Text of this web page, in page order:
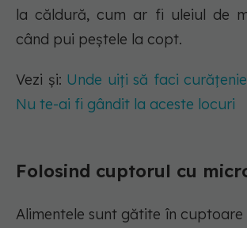
la căldură, cum ar fi uleiul de
când pui peștele la copt.
Vezi și: Unde uiți să faci
Nu te-ai fi gândit la aceste locuri
Folosind cuptorul cu
Alimentele sunt gătite în